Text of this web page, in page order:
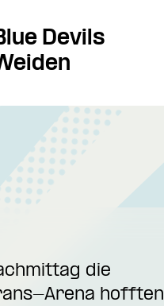
Devils
die
Arena hofften